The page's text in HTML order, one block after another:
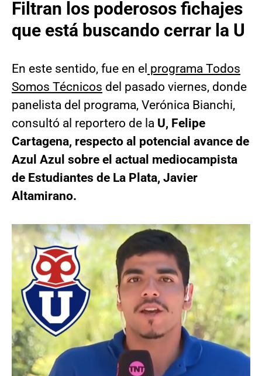
Filtran los poderosos fichajes
que está buscando cerrar la U
En este sentido, fue en el programa Todos
Somos Técnicos del pasado viernes, donde
panelista del programa, Verónica Bianchi,
consultó al reportero de la U, Felipe
Cartagena, respecto al potencial avance de
Azul Azul sobre el actual mediocampista
de Estudiantes de La Plata, Javier
Altamirano.